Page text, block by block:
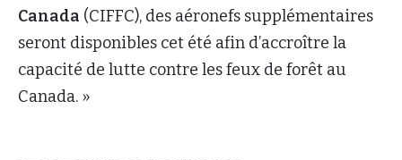
Canada (CIFFC), des aéronefs supplémentaires
seront disponibles cet été afin d’accroître la
capacité de lutte contre les feux de forêt au
Canada. »